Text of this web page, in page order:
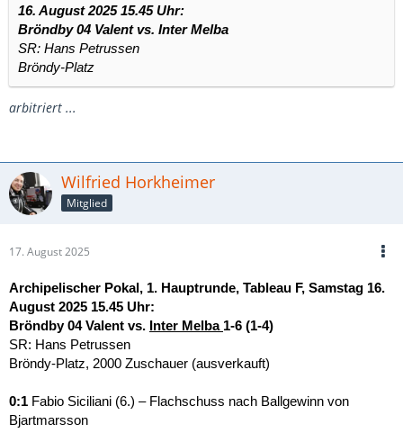
16. August 2025 15.45 Uhr:
Bröndby 04 Valent vs. Inter Melba
SR: Hans Petrussen
Bröndy-Platz
arbitriert ...
Wilfried Horkheimer
Mitglied
17. August 2025
Archipelischer Pokal, 1. Hauptrunde, Tableau F, Samstag 16.
August 2025 15.45 Uhr:
Bröndby 04 Valent vs. Inter Melba 1-6 (1-4)
SR: Hans Petrussen
Bröndy-Platz, 2000 Zuschauer (ausverkauft)
0:1 Fabio Siciliani (6.) – Flachschuss nach Ballgewinn von
Bjartmarsson